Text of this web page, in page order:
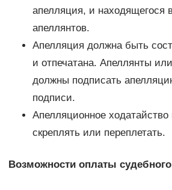
апелляция, и находящегося
апеллянтов.
Апелляция должна быть
и отпечатана. Апеллянты
должны подписать
подписи.
Апелляционное ходатайство
скреплять или переплетать.
Возможности оплаты